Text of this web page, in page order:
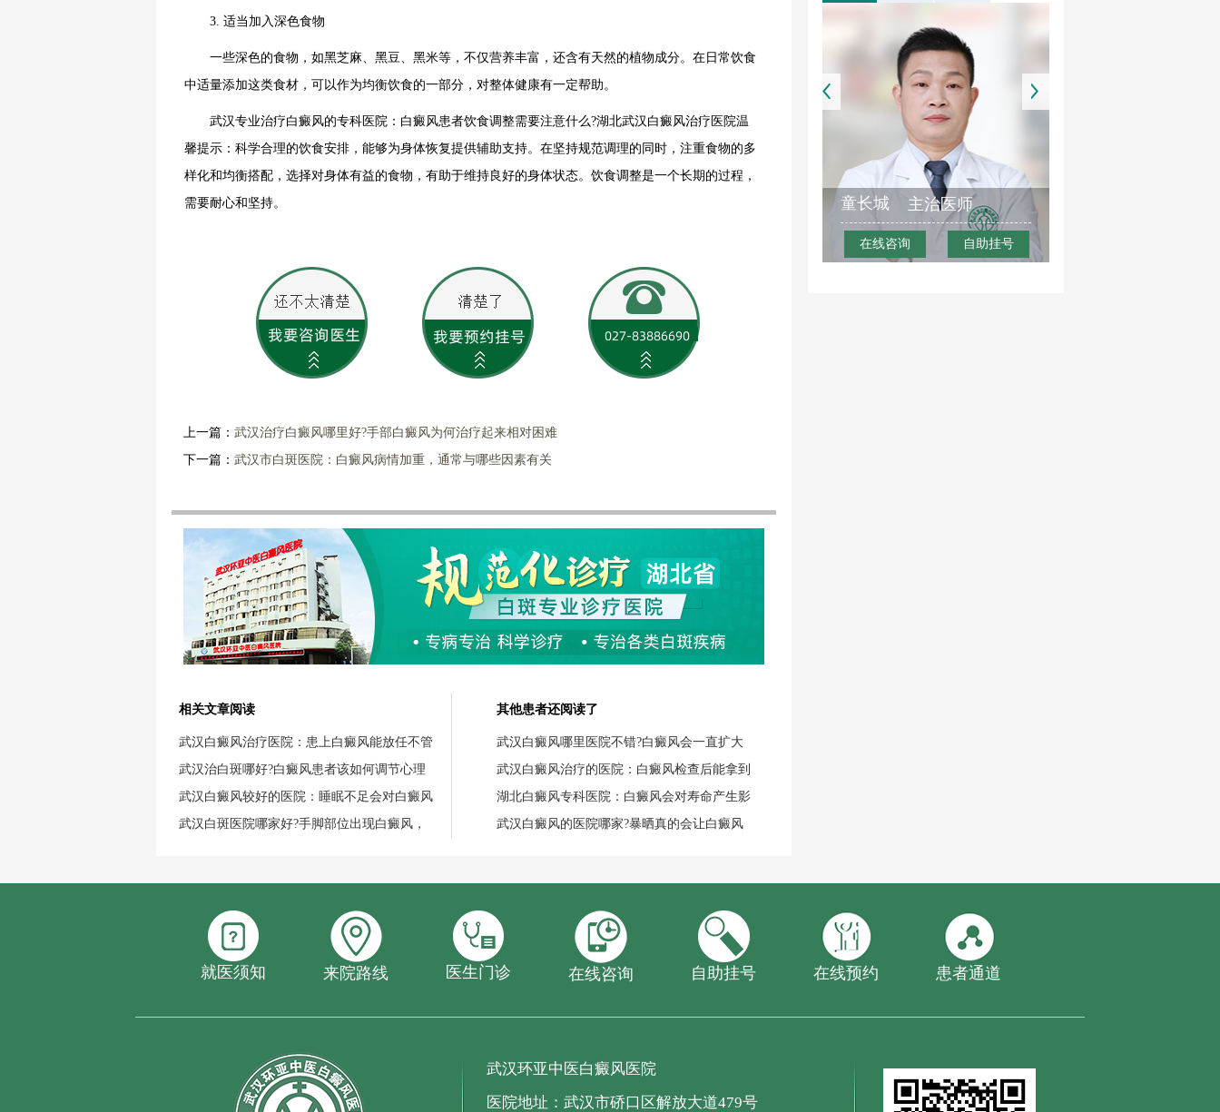
3. 适当加入深色食物
一些深色的食物，如黑芝麻、黑豆、黑米等，不仅营养丰富，还含有天然的植物成分。在日常饮食
中适量添加这类食材，可以作为均衡饮食的一部分，对整体健康有一定帮助。
武汉专业治疗白癜风的专科医院：白癜风患者饮食调整需要注意什么?湖北武汉白癜风治疗医院温
馨提示：科学合理的饮食安排，能够为身体恢复提供辅助支持。在坚持规范调理的同时，注重食物的多
样化和均衡搭配，选择对身体有益的食物，有助于维持良好的身体状态。饮食调整是一个长期的过程，
需要耐心和坚持。
上一篇： 武汉治疗白癜风哪里好?手部白癜风为何治疗起来相对困难
下一篇： 武汉市白斑医院：白癜风病情加重，通常与哪些因素有关
相关文章阅读
武汉白癜风治疗医院：患上白癜风能放任不管
武汉治白斑哪好?白癜风患者该如何调节心理
武汉白癜风较好的医院：睡眠不足会对白癜风
武汉白斑医院哪家好?手脚部位出现白癜风，
其他患者还阅读了
武汉白癜风哪里医院不错?白癜风会一直扩大
武汉白癜风治疗的医院：白癜风检查后能拿到
湖北白癜风专科医院：白癜风会对寿命产生影
武汉白癜风的医院哪家?暴晒真的会让白癜风
童长城 主治医师
在线咨询 自助挂号
就医须知 来院路线 医生门诊 在线咨询 自助挂号 在线预约 患者通道
武汉环亚中医白癜风医院
医院地址：武汉市硚口区解放大道479号